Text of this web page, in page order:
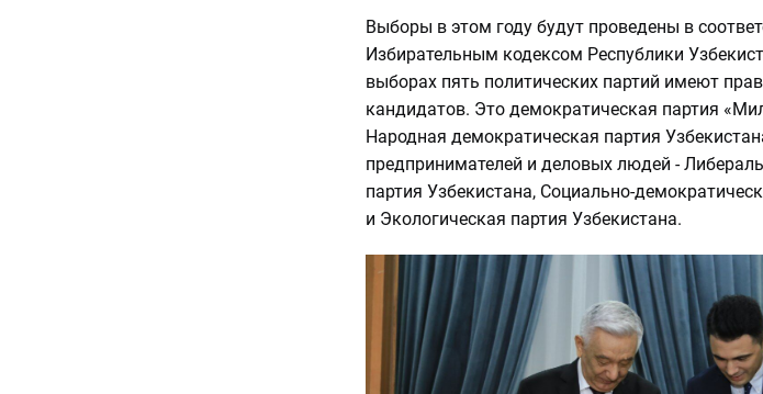
Выборы в этом году будут проведены в
Избирательным кодексом Республики
выборах пять политических партий имеют
кандидатов. Это демократическая партия
Народная демократическая партия
предпринимателей и деловых людей -
партия Узбекистана, Социально-
и Экологическая партия Узбекистана.